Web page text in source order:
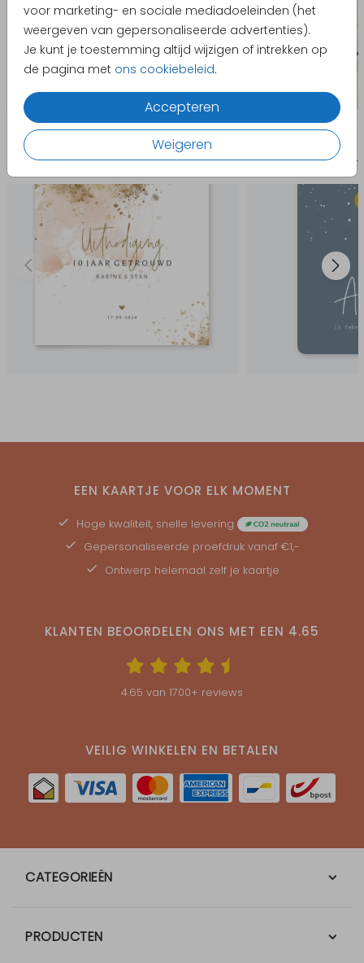
voor marketing- en sociale mediadoeleinden (het
weergeven van gepersonaliseerde advertenties).
Je kunt je toestemming altijd wijzigen of intrekken op
de pagina met ons cookiebeleid.
Accepteren
Weigeren
Producten die hierop lijken
Uitnodiging
EEN KAARTJE VOOR ELK MOMENT
Hoge kwaliteit, snelle levering
Gepersonaliseerde proefdruk vanaf €1,-
Ontwerp helemaal zelf je kaartje
KLANTEN BEOORDELEN ONS MET EEN 4.65
4.65 van 1700+ reviews
VEILIG WINKELEN EN BETALEN
CATEGORIEËN
PRODUCTEN